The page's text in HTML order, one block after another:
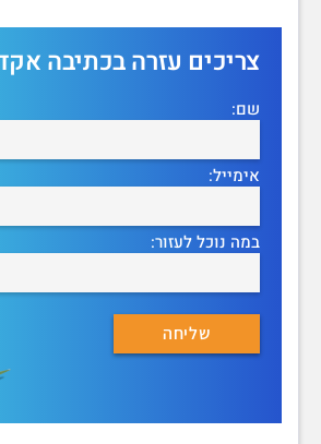
צריכים עזרה בכתיבה
שם:
אימייל:
במה נוכל לעזור: